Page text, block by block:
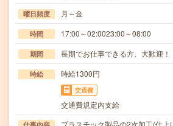
曜日頻度 月～金
時間 17:00～02:0023:00～08:00
期間 長期でお仕事できる方、大歓迎！
時給 時給1300円
交通費
交通費規定内支給
プラスチック製品の2次加工(仕上